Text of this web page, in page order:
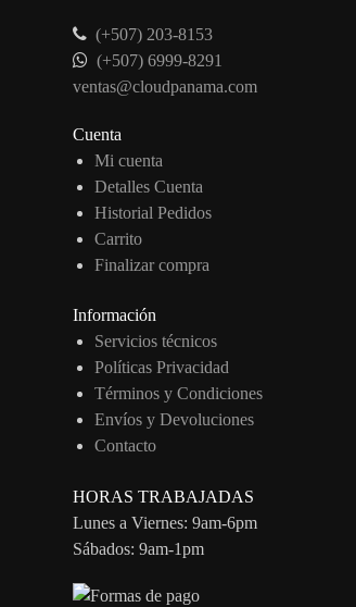
(+507) 203-8153
(+507) 6999-8291
ventas@cloudpanama.com
Cuenta
Mi cuenta
Detalles Cuenta
Historial Pedidos
Carrito
Finalizar compra
Información
Servicios técnicos
Políticas Privacidad
Términos y Condiciones
Envíos y Devoluciones
Contacto
HORAS TRABAJADAS
Lunes a Viernes: 9am-6pm
Sábados: 9am-1pm